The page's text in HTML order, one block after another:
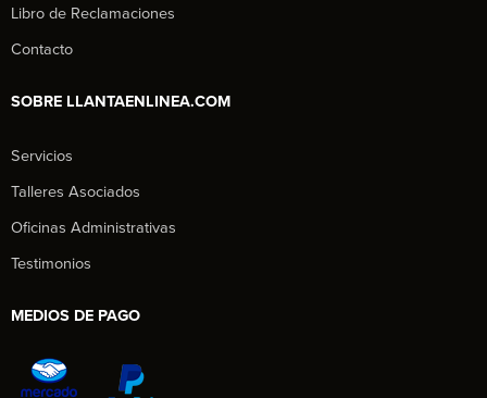
Libro de Reclamaciones
Contacto
SOBRE LLANTAENLINEA.COM
Servicios
Talleres Asociados
Oficinas Administrativas
Testimonios
MEDIOS DE PAGO